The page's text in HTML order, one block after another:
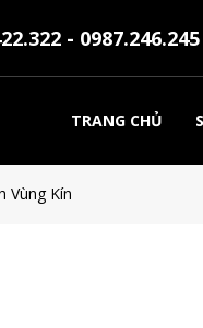
- 0987.246.245
TRANG CHỦ
Vùng Kín